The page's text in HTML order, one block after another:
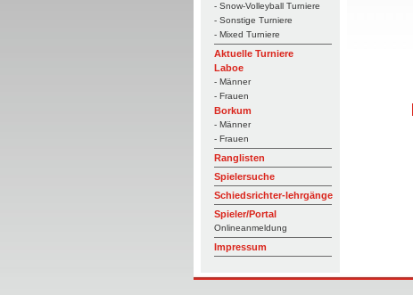
- Snow-Volleyball Turniere
- Sonstige Turniere
- Mixed Turniere
Aktuelle Turniere
Laboe
- Männer
- Frauen
Borkum
- Männer
- Frauen
Ranglisten
Spielersuche
Schiedsrichter-lehrgänge
Spieler/Portal
Onlineanmeldung
Impressum